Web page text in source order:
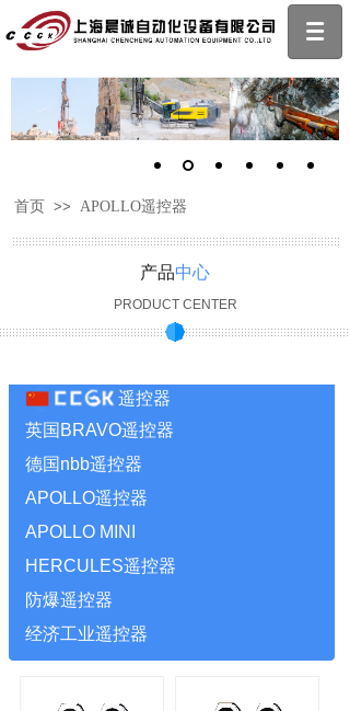
首页 >> APOLLO遥控器
产品中心
PRODUCT CENTER
遥控器
英国BRAVO遥控器
德国nbb遥控器
APOLLO遥控器
APOLLO MINI
HERCULES遥控器
防爆遥控器
经济工业遥控器